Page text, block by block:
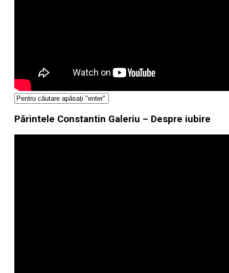
Părintele Constantin Galeriu – Despre iubire